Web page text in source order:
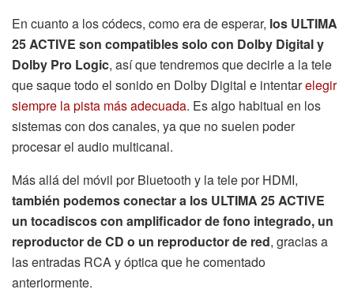
En cuanto a los códecs, como era de esperar, los ULTIMA
25 ACTIVE son compatibles solo con Dolby Digital y
Dolby Pro Logic, así que tendremos que decirle a la tele
que saque todo el sonido en Dolby Digital e intentarelegir
siempre la pista más adecuada. Es algo habitual en los
sistemas con dos canales, ya que no suelen poder
procesar el audio multicanal.
Más allá del móvil por Bluetooth y la tele por HDMI,
también podemos conectar a los ULTIMA 25 ACTIVE
un tocadiscos con amplificador de fono integrado, un
reproductor de CD o un reproductor de red, gracias a
las entradas RCA y óptica que he comentado
anteriormente.